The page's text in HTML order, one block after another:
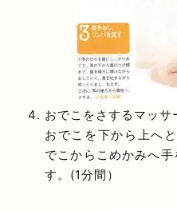
おでこをさするマッサ
おでこを下から上へ
でこからこめかみへ
す。(1分間）